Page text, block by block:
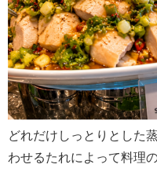
どれだけしっとりとした
わせるたれによって料理